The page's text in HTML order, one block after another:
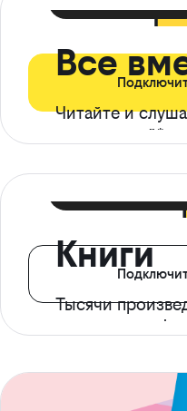
Все
Читайте и
ограничений*
Книги
Тысячи
с доступом